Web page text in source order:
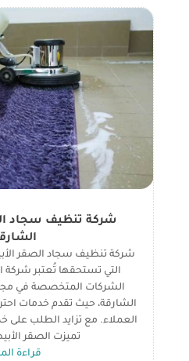
شركة تنظيف سجاد
شركة تنظيف سجاد الصقر
التي تستحقها تُعتبر شركة
الشركات المتخصصة في
الشارقة، حيث تقدم خدمات
العملاء. مع تزايد الطلب على
تميزت الصقر
قراءة